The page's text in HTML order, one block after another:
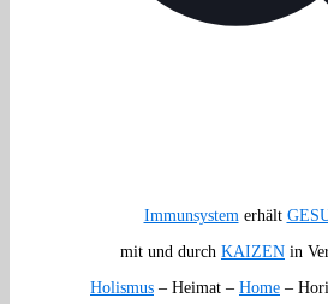
Immunsystemerhält
mit und durch KAIZEN in
Holismus – Heimat – Home –